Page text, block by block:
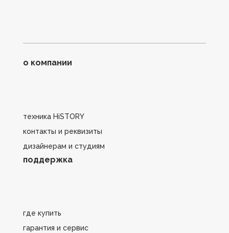
о компании
техника HiSTORY
контакты и реквизиты
дизайнерам и студиям
поддержка
где купить
гарантия и сервис